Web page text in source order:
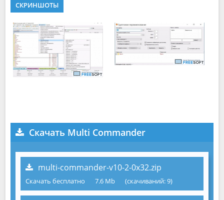
СКРИНШОТЫ
Скачать Multi Commander
multi-commander-v10-2-0x32.zip
Скачать бесплатно 7.6 Mb (cкачиваний: 9)